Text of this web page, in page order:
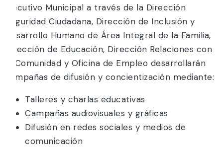
Ejecutivo Municipal a través de la Dirección
Seguridad Ciudadana, Dirección de Inclusión y
Desarrollo Humano de Área Integral de la Familia,
Dirección de Educación, Dirección Relaciones con
la Comunidad y Oficina de Empleo desarrollarán
campañas de difusión y concientización mediante:
Talleres y charlas educativas
Campañas audiovisuales y gráficas
Difusión en redes sociales y medios de
comunicación